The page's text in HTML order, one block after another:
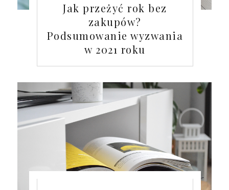
Jak przeżyć rok bez
zakupów?
Podsumowanie wyzwania
w 2021 roku